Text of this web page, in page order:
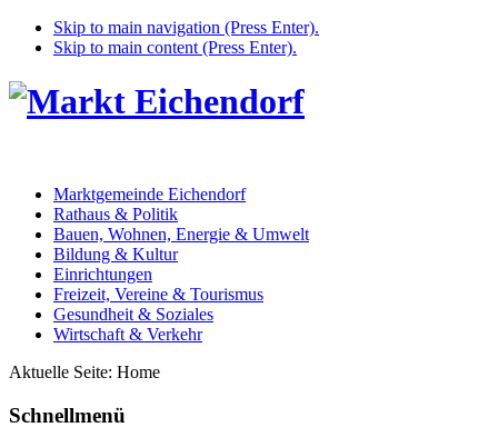
Skip to main navigation (Press Enter).
Skip to main content (Press Enter).
Marktgemeinde Eichendorf
Rathaus & Politik
Bauen, Wohnen, Energie & Umwelt
Bildung & Kultur
Einrichtungen
Freizeit, Vereine & Tourismus
Gesundheit & Soziales
Wirtschaft & Verkehr
Aktuelle Seite: Home
Schnellmenü